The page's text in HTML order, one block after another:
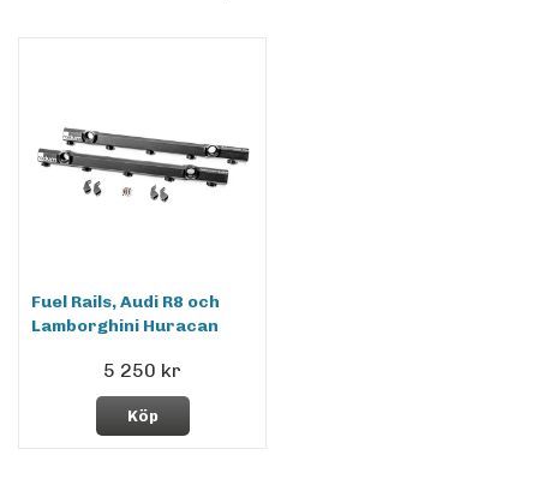
Fuel Rails, Audi R8 och
Lamborghini Huracan
5 250 kr
Köp